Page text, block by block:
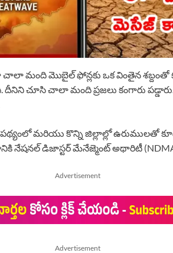
మంది మొబైల్ ఫోన్లకు ఒక వింతైన శబ్దంతో
దీనిని చూసి చాలా మంది ప్రజలు కంగారు
మరియు కొన్ని జిల్లాల్లో ఉరుములతో
నేషనల్ డిజాస్టర్ మేనేజ్మెంట్ అథారిటీ
Advertisement
Advertisement